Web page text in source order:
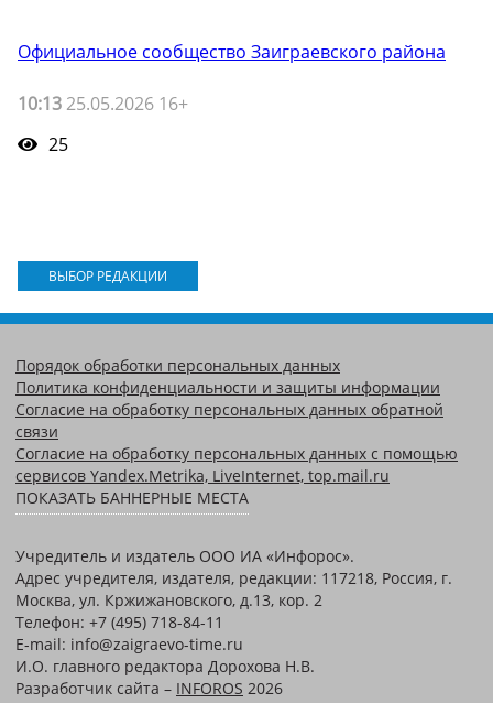
Официальное сообщество Заиграевского района
10:13 25.05.2026 16+
25
ВЫБОР РЕДАКЦИИ
Порядок обработки персональных данных
Политика конфиденциальности и защиты информации
Согласие на обработку персональных данных обратной
связи
Согласие на обработку персональных данных с помощью
сервисов Yandex.Metrika, LiveInternet, top.mail.ru
ПОКАЗАТЬ БАННЕРНЫЕ МЕСТА
Учредитель и издатель ООО ИА «Инфорос».
Адрес учредителя, издателя, редакции: 117218, Россия, г.
Москва, ул. Кржижановского, д.13, кор. 2
Телефон: +7 (495) 718-84-11
E-mail: info@zaigraevo-time.ru
И.О. главного редактора Дорохова Н.В.
Разработчик сайта – INFOROS 2026